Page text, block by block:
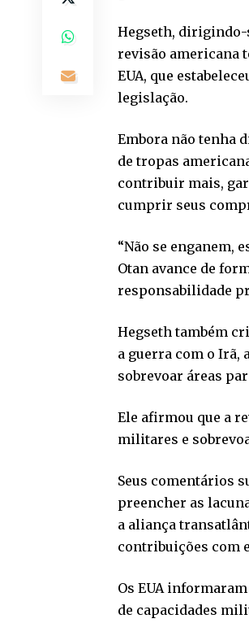
Hegseth, dirigindo-
revisão americana
EUA, que
legislação.
Embora não tenha
de tropas
contribuir mais,
cumprir seus
“Não se enganem,
Otan avance de
responsabilidade
Hegseth também
a guerra com o Irã,
sobrevoar áreas
Ele afirmou que a
militares e
Seus comentários
preencher as
a aliança
contribuições com
Os EUA
de capacidades